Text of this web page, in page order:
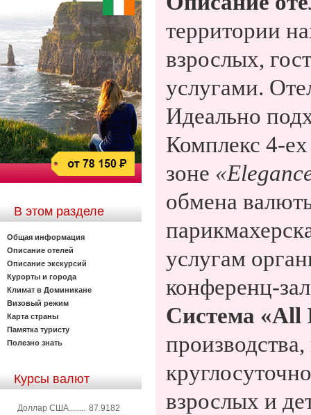
В этом разделе
Общая информация
Описание отелей
Описание экскурсий
Курорты и города
Климат в Доминикане
Визовый режим
Карта страны
Памятка туристу
Полезно знать
Курсы валют
Доллар США........ 87.9182
территории
взрослых,
услугами.
Идеально
Комплекс 4-
зоне
обмена
услугам
конференц-
Система «All
взрослых и